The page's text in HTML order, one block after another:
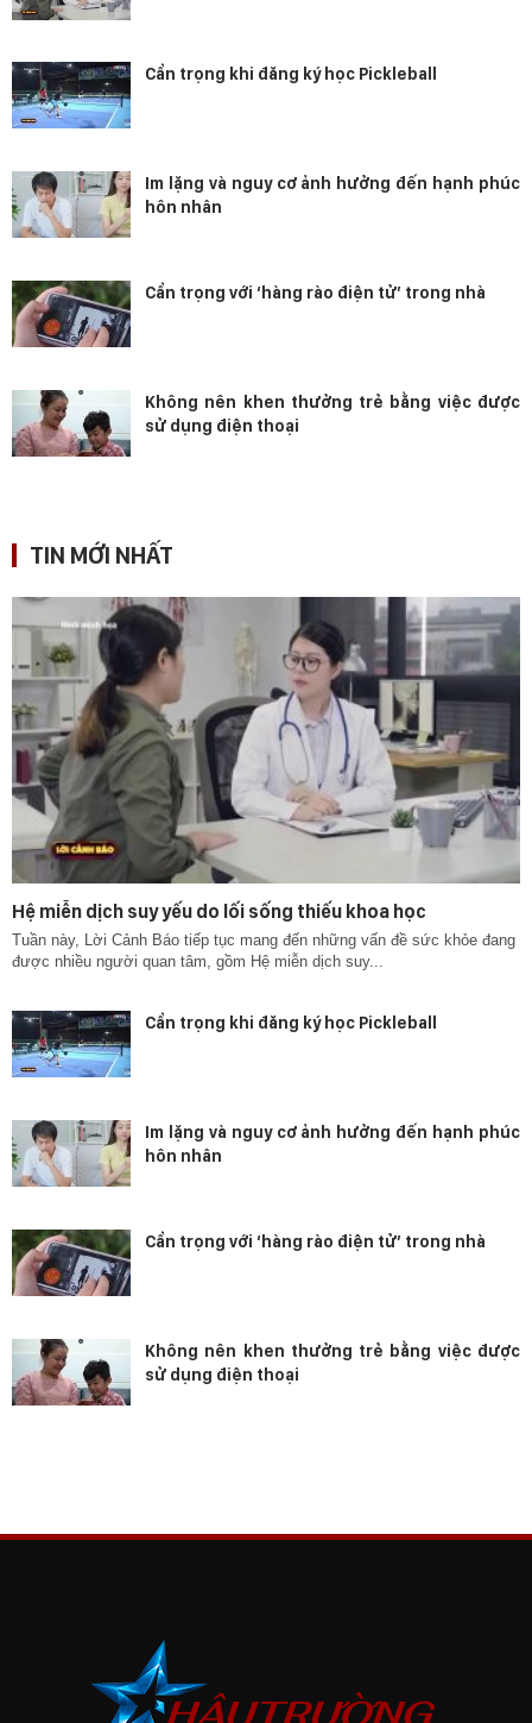
Cẩn trọng khi đăng ký học Pickleball
Im lặng và nguy cơ ảnh hưởng đến hạnh phúc
hôn nhân
Cẩn trọng với ‘hàng rào điện tử’ trong nhà
Không nên khen thưởng trẻ bằng việc được
sử dụng điện thoại
TIN MỚI NHẤT
Hệ miễn dịch suy yếu do lối sống thiếu khoa học
Tuần này, Lời Cảnh Báo tiếp tục mang đến những vấn đề sức khỏe đang
được nhiều người quan tâm, gồm Hệ miễn dịch suy...
Cẩn trọng khi đăng ký học Pickleball
Im lặng và nguy cơ ảnh hưởng đến hạnh phúc
hôn nhân
Cẩn trọng với ‘hàng rào điện tử’ trong nhà
Không nên khen thưởng trẻ bằng việc được
sử dụng điện thoại